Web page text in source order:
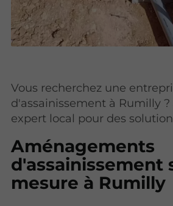
Vous recherchez une
d'assainissement à Rumilly ?
expert local pour des
Aménagements
d'assainissement
mesure à Rumilly